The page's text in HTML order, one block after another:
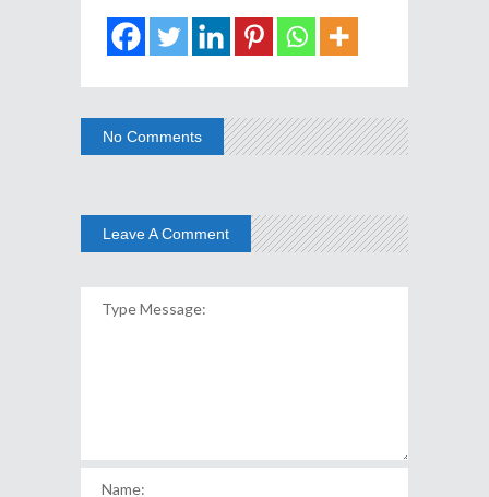
No Comments
Leave A Comment